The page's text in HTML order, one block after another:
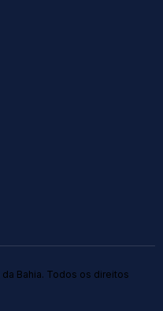
Bahia. Todos os direitos